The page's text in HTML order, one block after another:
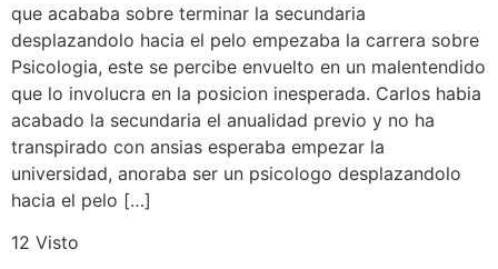
que acababa sobre terminar la secundaria
desplazandolo hacia el pelo empezaba la carrera sobre
Psicologia, este se percibe envuelto en un malentendido
que lo involucra en la posicion inesperada. Carlos habia
acabado la secundaria el anualidad previo y no ha
transpirado con ansias esperaba empezar la
universidad, anoraba ser un psicologo desplazandolo
hacia el pelo […]
12 Visto